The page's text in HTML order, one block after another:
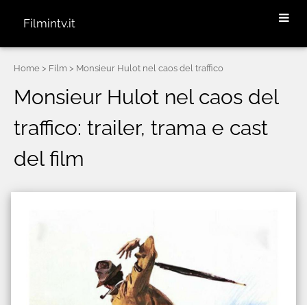
Filmintv.it
Home > Film > Monsieur Hulot nel caos del traffico
Monsieur Hulot nel caos del
traffico: trailer, trama e cast
del film